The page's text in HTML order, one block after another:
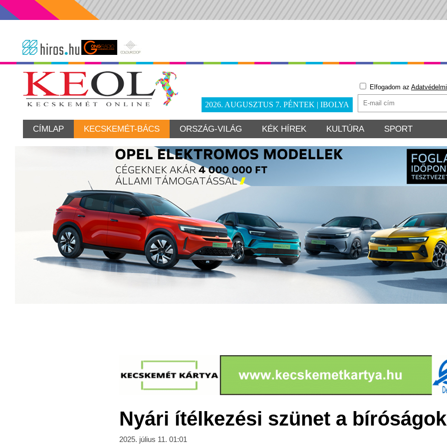
2026. AUGUSZTUS 7. PÉNTEK | IBOLYA
Elfogadom az
CÍMLAP KECSKEMÉT-BÁCS ORSZÁG-VILÁG KÉK HÍREK KULTÚRA SPORT
Nyári ítélkezési szünet a
2025. július 11. 01:01